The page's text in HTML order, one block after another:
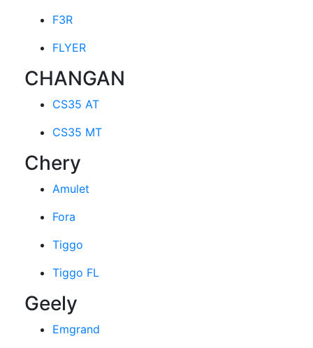
F3R
FLYER
CHANGAN
CS35 AT
CS35 MT
Chery
Amulet
Fora
Tiggo
Tiggo FL
Geely
Emgrand